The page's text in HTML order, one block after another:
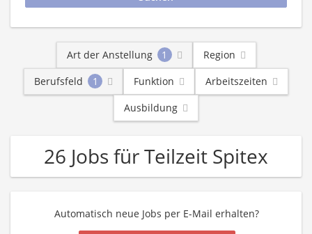
Art der Anstellung 1
Region
Berufsfeld
1 Funktion
Arbeitszeiten
Ausbildung
26 Jobs für Teilzeit Spitex
Automatisch neue Jobs per E-Mail erhalten?